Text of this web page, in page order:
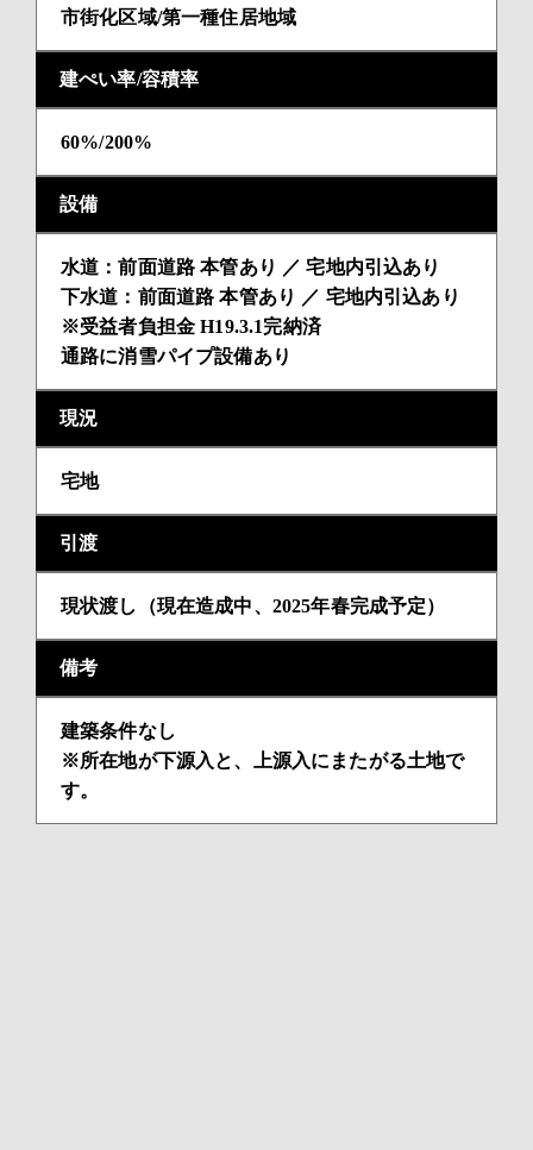
市街化区域/第一種住居地域
建ぺい率/容積率
60%/200%
設備
水道：前面道路 本管あり ／ 宅地内引込あり
下水道：前面道路 本管あり ／ 宅地内引込あり
※受益者負担金 H19.3.1完納済
通路に消雪パイプ設備あり
現況
宅地
引渡
現状渡し（現在造成中、2025年春完成予定）
備考
建築条件なし
※所在地が下源入と、上源入にまたがる土地で
す。